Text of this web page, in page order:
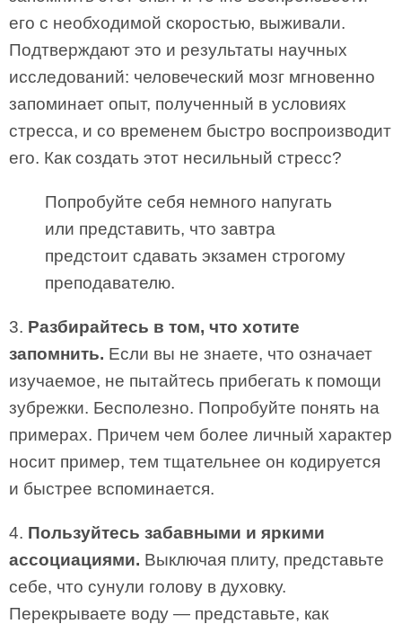
его с необходимой скоростью, выживали.
Подтверждают это и результаты научных
исследований: человеческий мозг мгновенно
запоминает опыт, полученный в условиях
стресса, и со временем быстро воспроизводит
его. Как создать этот несильный стресс?
Попробуйте себя немного напугать
или представить, что завтра
предстоит сдавать экзамен строгому
преподавателю.
3. Разбирайтесь в том, что хотите
запомнить. Если вы не знаете, что означает
изучаемое, не пытайтесь прибегать к помощи
зубрежки. Бесполезно. Попробуйте понять на
примерах. Причем чем более личный характер
носит пример, тем тщательнее он кодируется
и быстрее вспоминается.
4. Пользуйтесь забавными и яркими
ассоциациями. Выключая плиту, представьте
себе, что сунули голову в духовку.
Перекрываете воду — представьте, как